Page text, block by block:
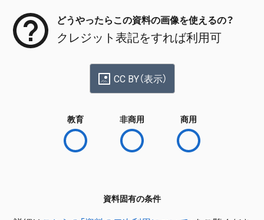
どうやったらこの資料の画像を使えるの？
クレジット表記をすれば利用可
CC BY（表示）
教育 非商用 商用
資料固有の条件